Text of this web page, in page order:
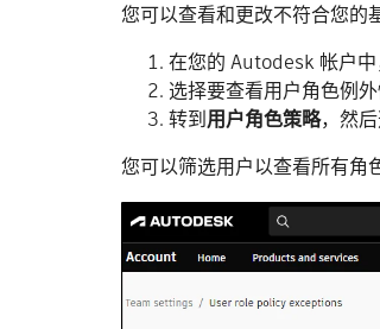
您可以查看和更改不符合您的
在您的 Autodesk 帐户
选择要查看用户角色例外
转到用户角色策略，然
您可以筛选用户以查看所有角